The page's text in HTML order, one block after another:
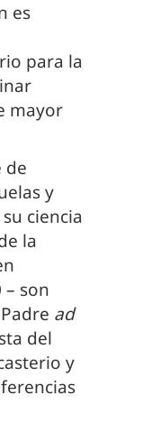
es
para la
mayor
de
y
ciencia
la
son
ad
del
y